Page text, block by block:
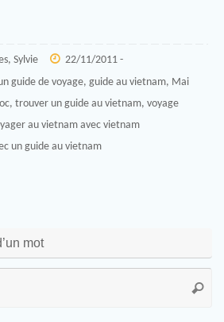
Sylvie 22/11/2011 -
guide de voyage, guide au vietnam, Mai
, trouver un guide au vietnam, voyage
au vietnam avec vietnam
un guide au vietnam
mot